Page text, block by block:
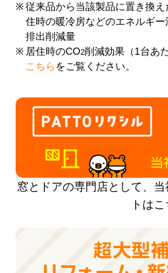
※ 従来品から当該製品に置き換
住時の暖冷房などのエネルギ
排出削減量
※ 居住時のCO2削減効果（1台あ
こちら をご覧ください。
窓とドアの専門店として、
トは